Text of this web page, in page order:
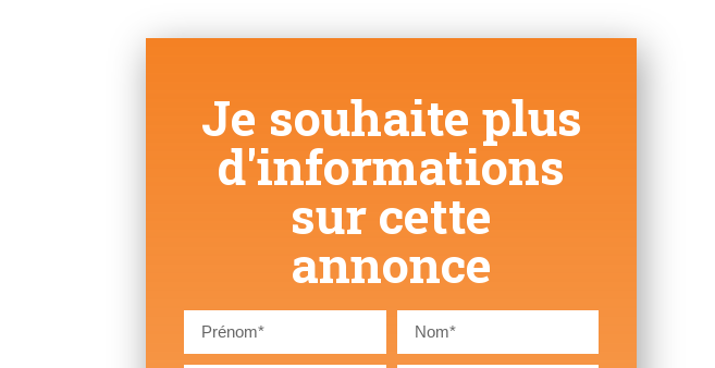
Je souhaite plus
d'informations
sur cette
annonce